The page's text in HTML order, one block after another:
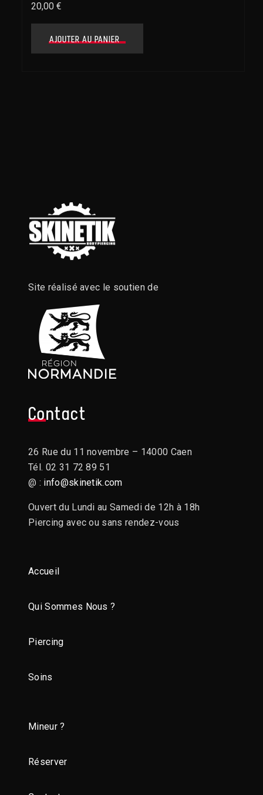
20,00€
AJOUTER AU PANIER
Site réalisé avec le soutien de
Contact
26 Rue du 11 novembre – 14000 Caen
Tél. 02 31 72 89 51
@ : info@skinetik.com
Ouvert du Lundi au Samedi de 12h à 18h
Piercing avec ou sans rendez-vous
Accueil
Qui Sommes Nous ?
Piercing
Soins
Mineur ?
Réserver